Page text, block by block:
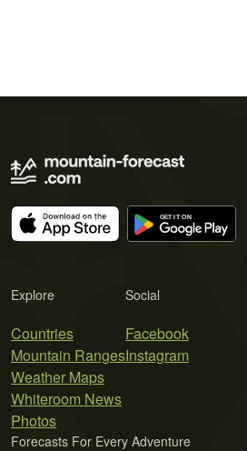
Explore
Countries
Mountain Ranges
Weather Maps
Whiteroom News
Photos
Social
Facebook
Instagram
Forecasts For Every Adventure